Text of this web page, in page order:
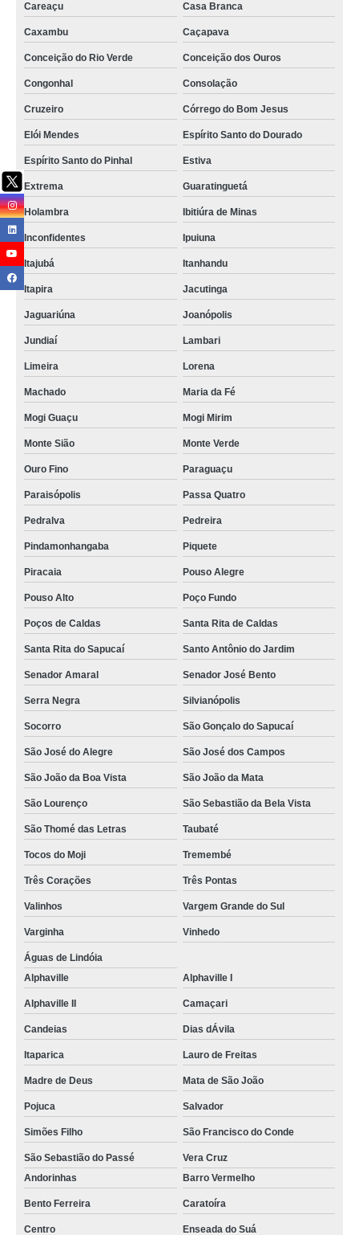
Careaçu Casa Branca
Caxambu Caçapava
Conceição do Rio Verde Conceição dos Ouros
Congonhal Consolação
Cruzeiro Córrego do Bom Jesus
Elói Mendes Espírito Santo do Dourado
Espírito Santo do Pinhal Estiva
Extrema Guaratinguetá
Holambra Ibitiúra de Minas
Inconfidentes Ipuiuna
Itajubá Itanhandu
Itapira Jacutinga
Jaguariúna Joanópolis
Jundiaí Lambari
Limeira Lorena
Machado Maria da Fé
Mogi Guaçu Mogi Mirim
Monte Sião Monte Verde
Ouro Fino Paraguaçu
Paraisópolis Passa Quatro
Pedralva Pedreira
Pindamonhangaba Piquete
Piracaia Pouso Alegre
Pouso Alto Poço Fundo
Poços de Caldas Santa Rita de Caldas
Santa Rita do Sapucaí Santo Antônio do Jardim
Senador Amaral Senador José Bento
Serra Negra Silvianópolis
Socorro São Gonçalo do Sapucaí
São José do Alegre São José dos Campos
São João da Boa Vista São João da Mata
São Lourenço São Sebastião da Bela Vista
São Thomé das Letras Taubaté
Tocos do Moji Tremembé
Três Corações Três Pontas
Valinhos Vargem Grande do Sul
Varginha Vinhedo
Águas de Lindóia
Alphaville
Alphaville I
Alphaville II Camaçari
Candeias Dias dÁvila
Itaparica Lauro de Freitas
Madre de Deus Mata de São João
Pojuca Salvador
Simões Filho São Francisco do Conde
São Sebastião do Passé
Vera Cruz
Andorinhas
Barro Vermelho
Bento Ferreira Caratoíra
Centro Enseada do Suá